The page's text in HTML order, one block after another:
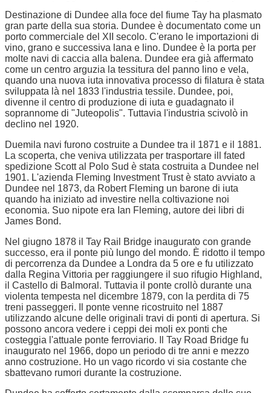
Destinazione di Dundee alla foce del fiume Tay ha plasmato
gran parte della sua storia. Dundee è documentato come un
porto commerciale del XII secolo. C'erano le importazioni di
vino, grano e successiva lana e lino. Dundee è la porta per
molte navi di caccia alla balena. Dundee era già affermato
come un centro arguzia la tessitura del panno lino e vela,
quando una nuova iuta innovativa processo di filatura è stata
sviluppata là nel 1833 l'industria tessile. Dundee, poi,
divenne il centro di produzione di iuta e guadagnato il
soprannome di "Juteopolis". Tuttavia l'industria scivolò in
declino nel 1920.
Duemila navi furono costruite a Dundee tra il 1871 e il 1881.
La scoperta, che veniva utilizzata per trasportare ill fated
spedizione Scott al Polo Sud è stata costruita a Dundee nel
1901. L'azienda Fleming Investment Trust è stato avviato a
Dundee nel 1873, da Robert Fleming un barone di iuta
quando ha iniziato ad investire nella coltivazione noi
economia. Suo nipote era Ian Fleming, autore dei libri di
James Bond.
Nel giugno 1878 il Tay Rail Bridge inaugurato con grande
successo, era il ponte più lungo del mondo. È ridotto il tempo
di percorrenza da Dundee a Londra da 5 ore e fu utilizzato
dalla Regina Vittoria per raggiungere il suo rifugio Highland,
il Castello di Balmoral. Tuttavia il ponte crollò durante una
violenta tempesta nel dicembre 1879, con la perdita di 75
treni passeggeri. Il ponte venne ricostruito nel 1887
utilizzando alcune delle originali travi di ponti di apertura. Si
possono ancora vedere i ceppi dei moli ex ponti che
costeggia l'attuale ponte ferroviario. Il Tay Road Bridge fu
inaugurato nel 1966, dopo un periodo di tre anni e mezzo
anno costruzione. Ho un vago ricordo vi sia costante che
sbattevano rumori durante la costruzione.